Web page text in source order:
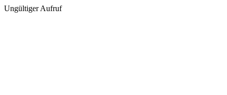
Ungültiger Aufruf